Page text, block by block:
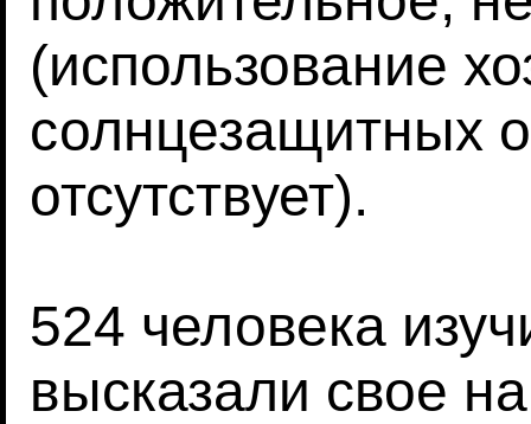
(использование
солнцезащитных
отсутствует).
524 человека
высказали свое